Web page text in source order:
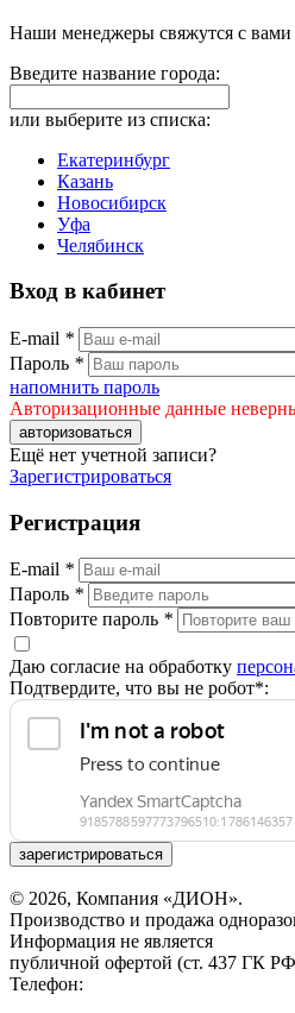
Наши менеджеры свяжутся с
Введите название города:
или выберите из списка:
Екатеринбург
Казань
Новосибирск
Уфа
Челябинск
Вход в кабинет
E-mail *
Пароль *
напомнить пароль
Авторизационные данные
авторизоваться
Ещё нет учетной записи?
Зарегистрироваться
Регистрация
E-mail *
Пароль *
Повторите пароль *
Даю согласие на обработку
Подтвердите, что вы не робот*:
зарегистрироваться
© 2026, Компания «ДИОН».
Производство и продажа
Информация не является
публичной офертой (ст. 437 ГК
Телефон: